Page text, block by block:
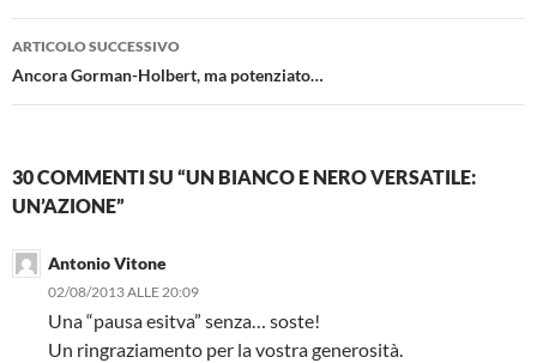
ARTICOLO SUCCESSIVO
Ancora Gorman-Holbert, ma potenziato…
30 COMMENTI SU “UN BIANCO E NERO VERSATILE:
UN’AZIONE”
Antonio Vitone
02/08/2013 ALLE 20:09
Una “pausa esitva” senza… soste!
Un ringraziamento per la vostra generosità.